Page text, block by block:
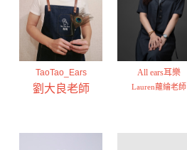
TaoTao_Ears
劉大良老師
All ears耳樂
Lauren蘿綸老師